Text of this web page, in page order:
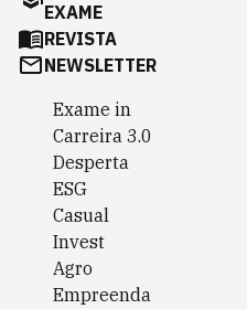
EXAME
REVISTA
NEWSLETTER
Exame in
Carreira 3.0
Desperta
ESG
Casual
Invest
Agro
Empreenda